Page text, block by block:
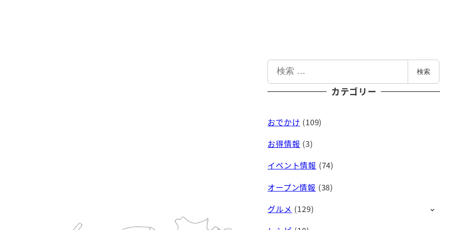
索
検索
カテゴリー
おでかけ (109)
お得情報 (3)
イベント情報 (74)
オープン情報 (38)
グルメ (129)